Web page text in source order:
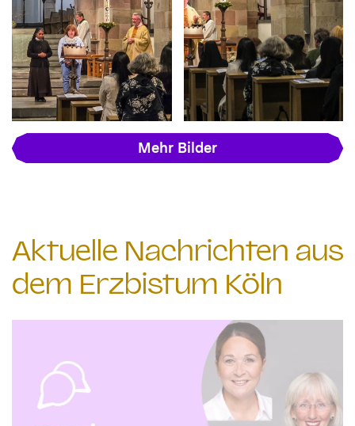
Mehr Bilder
Aktuelle Nachrichten aus
dem Erzbistum Köln